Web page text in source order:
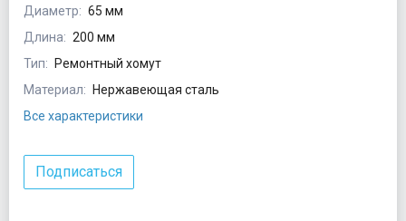
Диаметр: 65 мм
Длина: 200 мм
Тип:
Ремонтный хомут
Материал:
Нержавеющая сталь
Все характеристики
Подписаться